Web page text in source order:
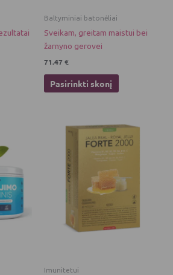
Baltyminiai batonėliai
Sveikam, greitam maistui bei
žarnyno gerovei
71.47€
Pasirinkti skonį
Imunitetui